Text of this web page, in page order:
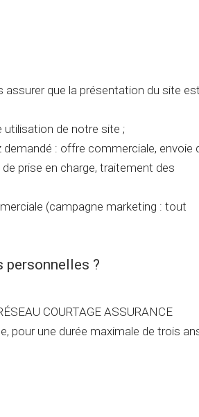
assurer que la présentation du site
de notre site ;
: offre commerciale, envoie
prise en charge, traitement des
(campagne marketing : tout
personnelles ?
COURTAGE ASSURANCE
pour une durée maximale de trois